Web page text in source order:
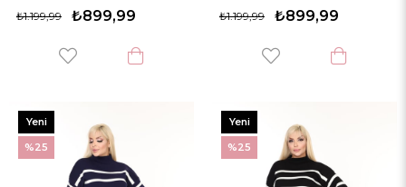
₺899,99
₺1.199,99 ₺899,99
₺1.199,99
Yeni
Ürün
%25
Yeni
Ürün
%25